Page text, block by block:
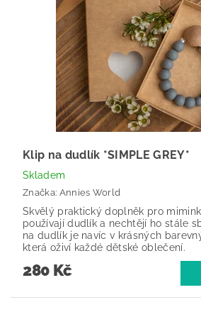
Klip na dudlík *SIMPLE GREY*
Skladem
Značka: Annies World
Skvělý praktický doplněk pro
používají dudlík a nechtějí ho stále
na dudlík je navíc v krásných
která oživí každé dětské oblečení.
280 Kč